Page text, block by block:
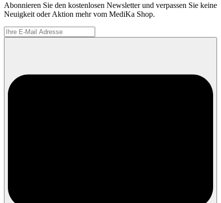
Abonnieren Sie den kostenlosen Newsletter und verpassen Sie keine
Neuigkeit oder Aktion mehr vom MediKa Shop.